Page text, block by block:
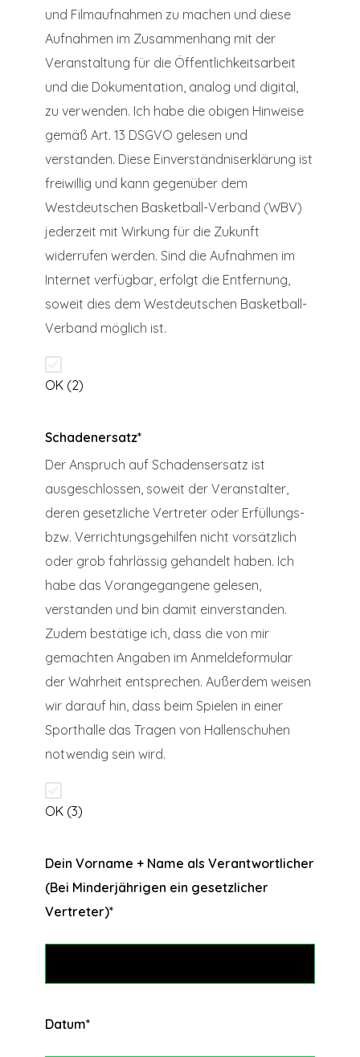
und Filmaufnahmen zu machen und diese
Aufnahmen im Zusammenhang mit der
Veranstaltung für die Öffentlichkeitsarbeit
und die Dokumentation, analog und digital,
zu verwenden. Ich habe die obigen Hinweise
gemäß Art. 13 DSGVO gelesen und
verstanden. Diese Einverständniserklärung ist
freiwillig und kann gegenüber dem
Westdeutschen Basketball-Verband (WBV)
jederzeit mit Wirkung für die Zukunft
widerrufen werden. Sind die Aufnahmen im
Internet verfügbar, erfolgt die Entfernung,
soweit dies dem Westdeutschen Basketball-
Verband möglich ist.
OK (2)
Schadenersatz*
Der Anspruch auf Schadensersatz ist
ausgeschlossen, soweit der Veranstalter,
deren gesetzliche Vertreter oder Erfüllungs-
bzw. Verrichtungsgehilfen nicht vorsätzlich
oder grob fahrlässig gehandelt haben. Ich
habe das Vorangegangene gelesen,
verstanden und bin damit einverstanden.
Zudem bestätige ich, dass die von mir
gemachten Angaben im Anmeldeformular
der Wahrheit entsprechen. Außerdem weisen
wir darauf hin, dass beim Spielen in einer
Sporthalle das Tragen von Hallenschuhen
notwendig sein wird.
OK (3)
Dein Vorname + Name als Verantwortlicher
(Bei Minderjährigen ein gesetzlicher
Vertreter)*
Datum*